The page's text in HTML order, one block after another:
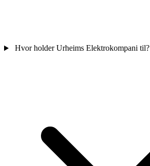
Hvor holder Urheims Elektrokompani til?